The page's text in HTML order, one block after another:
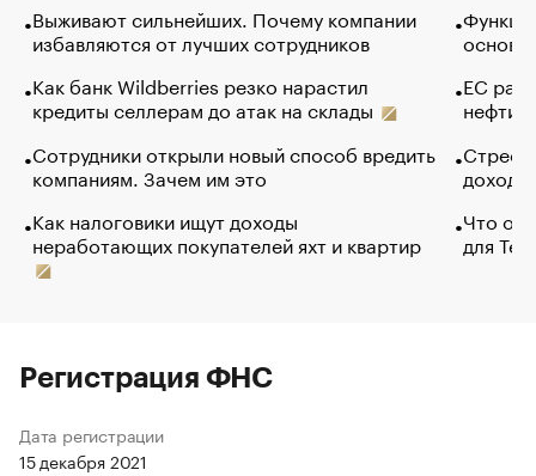
Выживают сильнейших. Почему компании
избавляются от лучших сотрудников
Как банк Wildberries резко нарастил
кредиты селлерам до атак на склады
Сотрудники открыли новый способ вредить
компаниям. Зачем им это
Как налоговики ищут доходы
неработающих покупателей яхт и квартир
основ
ЕС
нефти
Что
для
Регистрация ФНС
Дата регистрации
15 декабря 2021